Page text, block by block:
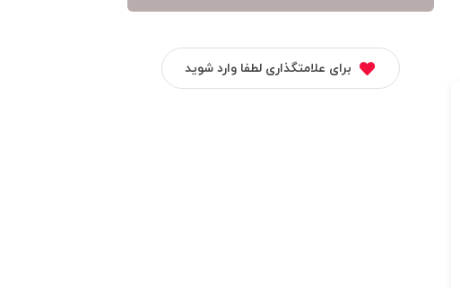
برای علامتگذاری لطفا وارد شوید